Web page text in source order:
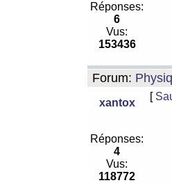
Réponses:
6
Vus:
153436
Forum:
xantox
[
Réponses:
4
Vus:
118772